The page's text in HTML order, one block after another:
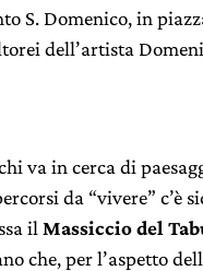
S. Domenico, in
dell’artista
va in cerca di
da “vivere” c’è
il Massiccio del
che, per l’aspetto